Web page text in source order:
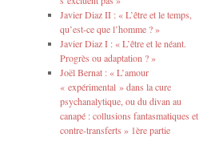
Javier Diaz II : « L’être et le temps,
qu’est-ce que l’homme ? »
Javier Diaz I : « L’être et le néant.
Progrès ou adaptation ? »
Joël Bernat : « L’amour
« expérimental » dans la cure
psychanalytique, ou du divan au
canapé : collusions fantasmatiques et
contre-transferts » 1ère partie